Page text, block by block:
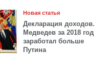
Новая статья
Декларация доходов.
Медведев за 2018 год
заработал больше
Путина